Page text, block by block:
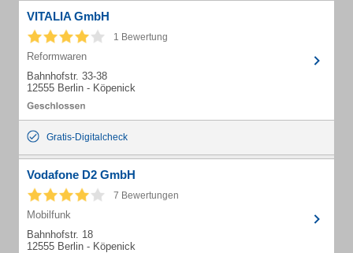
VITALIA GmbH
1 Bewertung
Reformwaren
Bahnhofstr. 33-38
12555 Berlin - Köpenick
Gratis-Digitalcheck
Vodafone D2 GmbH
7 Bewertungen
Mobilfunk
Bahnhofstr. 18
12555 Berlin - Köpenick